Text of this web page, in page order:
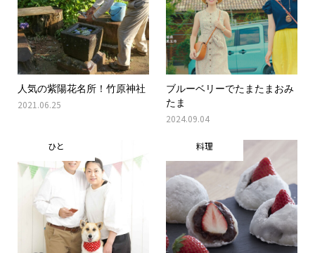
人気の紫陽花名所！竹原神社
2021.06.25
ブルーベリーでたまたまおみ
たま
2024.09.04
ひと 料理